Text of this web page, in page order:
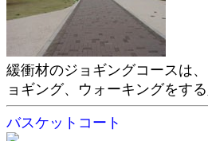
緩衝材のジョギングコースは
ョギング、ウォーキングをす
バスケットコート